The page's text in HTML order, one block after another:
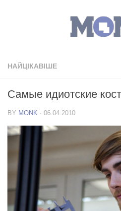
НАЙЦІКАВІШЕ
Самые идиотские
BY MONK · 06.04.2010